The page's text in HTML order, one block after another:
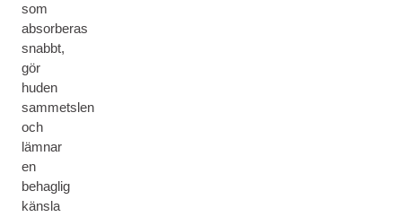
som
absorberas
snabbt,
gör
huden
sammetslen
och
lämnar
en
behaglig
känsla